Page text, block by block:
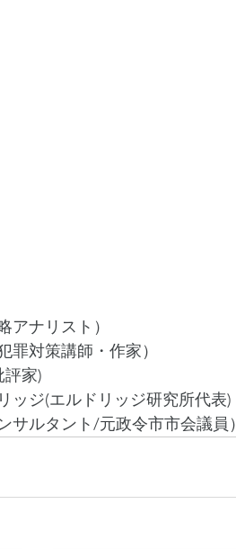
アナリスト）
罪対策講師・作家）
評家)
ッジ(エルドリッジ研究所代表)
サルタント/元政令市市会議員）